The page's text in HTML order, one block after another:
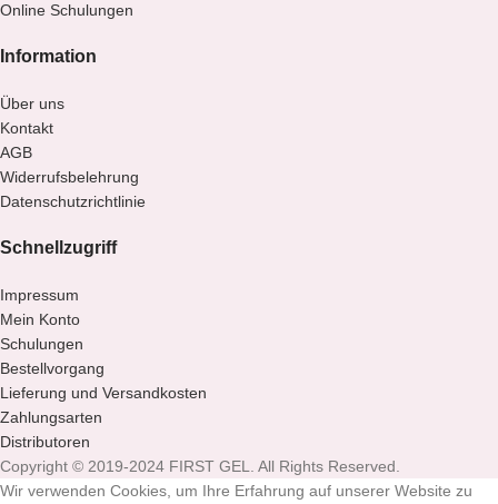
Online Schulungen
Information
Über uns
Kontakt
AGB
Widerrufsbelehrung
Datenschutzrichtlinie
Schnellzugriff
Impressum
Mein Konto
Schulungen
Bestellvorgang
Lieferung und Versandkosten
Zahlungsarten
Distributoren
Copyright © 2019-2024 FIRST GEL. All Rights Reserved.
Wir verwenden Cookies, um Ihre Erfahrung auf unserer Website zu